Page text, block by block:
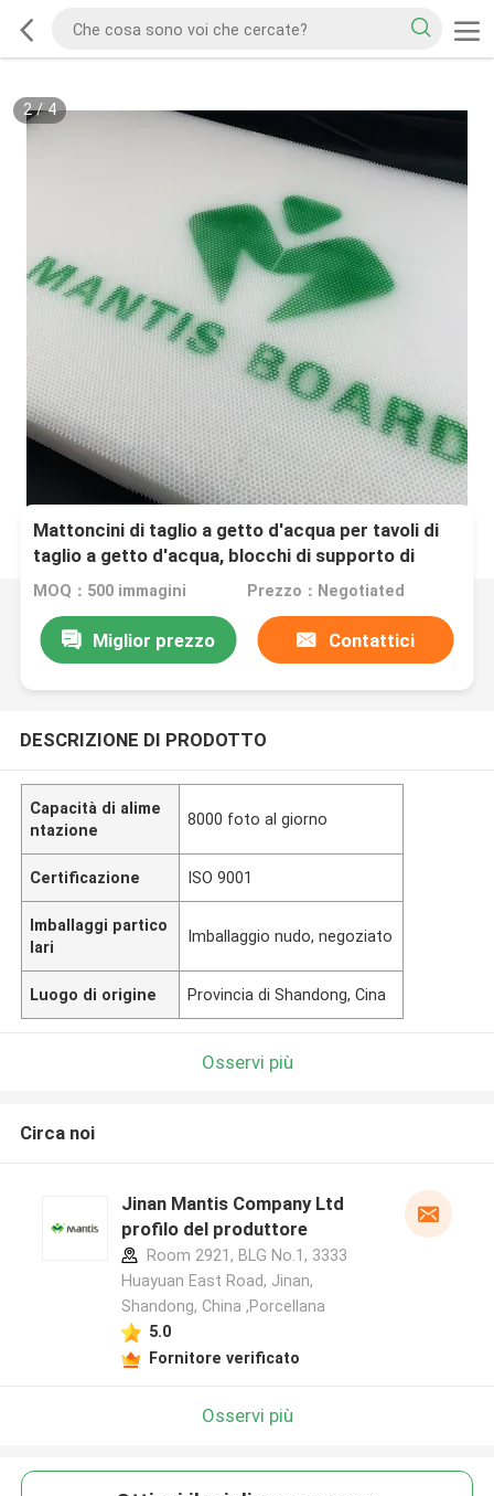
2/4
Mattoncini di taglio a getto d'acqua per tavoli di
taglio a getto d'acqua, blocchi di supporto di
lunga durata per apparecchiature abrasive a getto
MOQ：500 immagini Prezzo：Negotiated
Miglior prezzo Contattici
DESCRIZIONE DI PRODOTTO
Capacità di alime
ntazione
8000 foto al giorno
Certificazione ISO 9001
Imballaggi partico
lari
Imballaggio nudo, negoziato
Luogo di origine Provincia di Shandong, Cina
Osservi più
Circa noi
Jinan Mantis Company Ltd
profilo del produttore
Room 2921, BLG No.1, 3333
Huayuan East Road, Jinan,
Shandong, China ,Porcellana
5.0
Fornitore verificato
Osservi più